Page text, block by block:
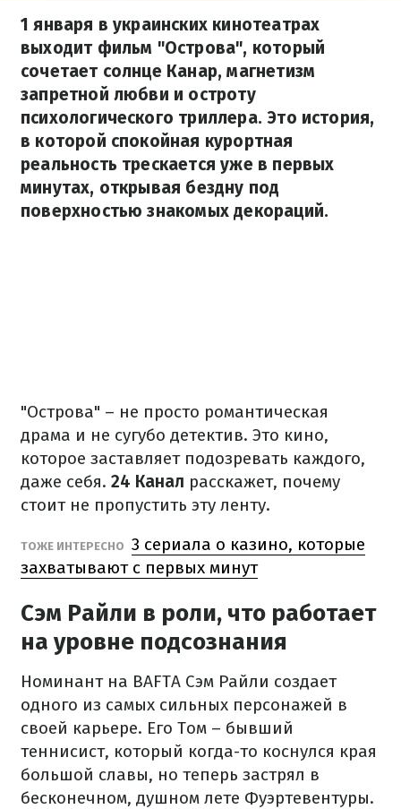
1 января в украинских кинотеатрах
выходит фильм "Острова", который
сочетает солнце Канар, магнетизм
запретной любви и остроту
психологического триллера. Это история,
в которой спокойная курортная
реальность трескается уже в первых
минутах, открывая бездну под
поверхностью знакомых декораций.
"Острова" – не просто романтическая
драма и не сугубо детектив. Это кино,
которое заставляет подозревать каждого,
даже себя. 24 Канал расскажет, почему
стоит не пропустить эту ленту.
ТОЖЕ ИНТЕРЕСНО 3 сериала о казино, которые
захватывают с первых минут
Сэм Райли в роли, что работает
на уровне подсознания
Номинант на BAFTA Сэм Райли создает
одного из самых сильных персонажей в
своей карьере. Его Том – бывший
теннисист, который когда-то коснулся края
большой славы, но теперь застрял в
бесконечном, душном лете Фуэртевентуры.